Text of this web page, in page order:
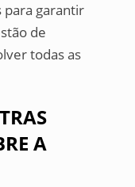
para garantir
de
todas as
A